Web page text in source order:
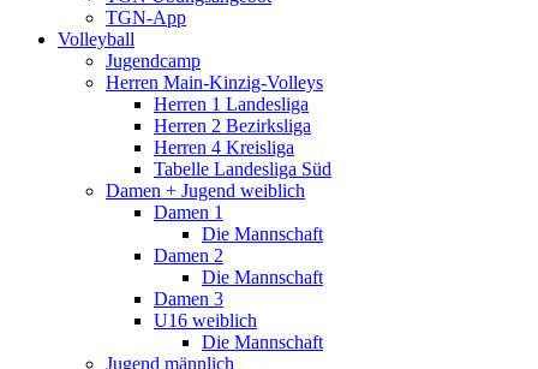
TGN-App
Volleyball
Jugendcamp
Herren Main-Kinzig-Volleys
Herren 1 Landesliga
Herren 2 Bezirksliga
Herren 4 Kreisliga
Tabelle Landesliga Süd
Damen + Jugend weiblich
Damen 1
Die Mannschaft
Damen 2
Die Mannschaft
Damen 3
U16 weiblich
Die Mannschaft
Jugend männlich